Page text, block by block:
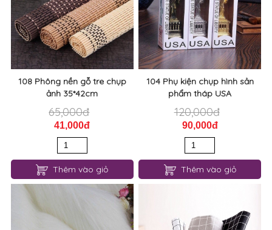
108 Phông nền gỗ tre chụp
ảnh 35*42cm
65,000đ
41,000đ
Thêm vào giỏ
104 Phụ kiện chụp hình sản
phẩm tháp USA
120,000đ
90,000đ
Thêm vào giỏ